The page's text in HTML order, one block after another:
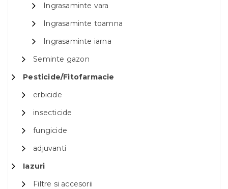
Ingrasaminte vara
Ingrasaminte toamna
Ingrasaminte iarna
Seminte gazon
Pesticide/Fitofarmacie
erbicide
insecticide
fungicide
adjuvanti
Iazuri
Filtre si accesorii